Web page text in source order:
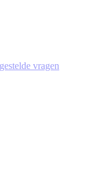
vragen